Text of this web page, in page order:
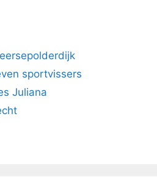
sportvissers
Juliana